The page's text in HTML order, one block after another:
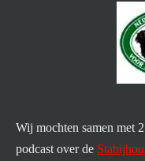
Wij mochten samen met
podcast over de